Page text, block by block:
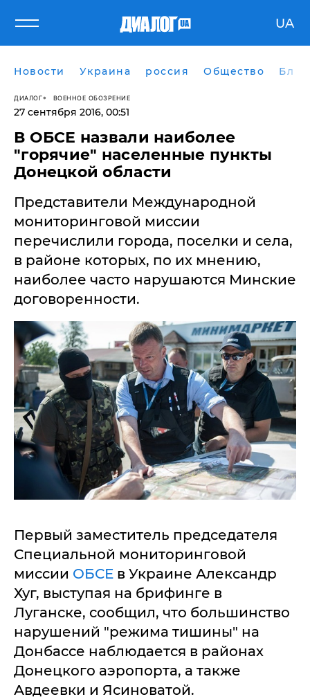
UA
Новости Украина россия Общество
ДИАЛОГ ВОЕННОЕ ОБОЗРЕНИЕ
27 сентября 2016, 00:51
В ОБСЕ назвали наиболее
"горячие" населенные пункты
Донецкой области
Представители Международной
мониторинговой миссии
перечислили города, поселки и села,
в районе которых, по их мнению,
наиболее часто нарушаются Минские
договоренности.
Первый заместитель председателя
Специальной мониторинговой
миссии ОБСЕ в Украине Александр
Хуг, выступая на брифинге в
Луганске, сообщил, что большинство
нарушений "режима тишины" на
Донбассе наблюдается в районах
Донецкого аэропорта, а также
Авдеевки и Ясиноватой.